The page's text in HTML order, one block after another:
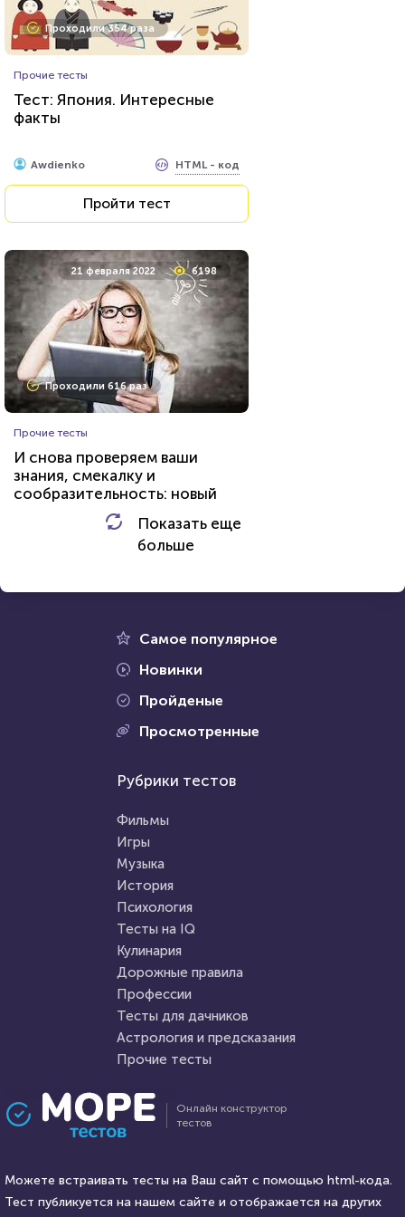
Проходили 10347 раз
Тест по русской
классической литературе
Пройти тест
24 марта 2022 7821
Проходили 1738 раз
Урал - граница Европы и Азии
код
Проходили 2031 раз
регионах России: как хорошо
Пройти тест
23 ноября 2021 3733
Прочие тесты
развлекательной индустрии
90-х годов
Проходили 354 раза
Прочие тесты
Тест: Япония. Интересные
факты
Awdienko HTML - код
Пройти тест
21 февраля 2022 6198
Проходили 616 раз
Прочие тесты
И снова проверяем ваши
знания, смекалку и
сообразительность: новый
тест для эрудитов...
AlexYasnovidov HTML - код
20 февраля 2022
Тест по русской литературе:
образы Сони и Наташи
Ростовой в романе «Война и
15 февраля 2022
Проходили 189 раз
Тест для путешественников:
что вы знаете о Монтане и
Миссури - двух штатах США?
Показать еще
больше
Онлайн конструктор
тестов
Можете встраивать тесты на Ваш сайт с помощью html-кода.
Тест публикуется на нашем сайте и отображается на других
Рубрики тестов
Фильмы
Игры
Музыка
История
Психология
Тесты на IQ
Кулинария
Дорожные правила
Профессии
Тесты для дачников
Астрология и предсказания
Прочие тесты
Самое популярное
Новинки
Пройденые
Просмотренные